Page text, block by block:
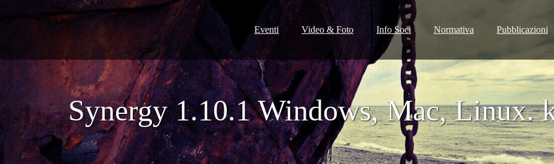
Eventi Video & Foto Info Soci Normativa Pubblicazioni
Synergy 1.10.1 Windows, Mac, Linux.